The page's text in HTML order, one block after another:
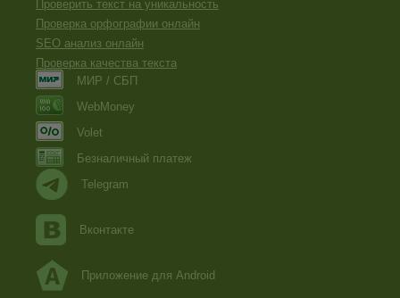
Проверить текст на уникальность
Проверка орфографии онлайн
SEO анализ онлайн
Проверка качества текста
МИР / СБП
WebMoney
Volet
Безналичный платеж
Telegram
Вконтакте
Приложение для Android